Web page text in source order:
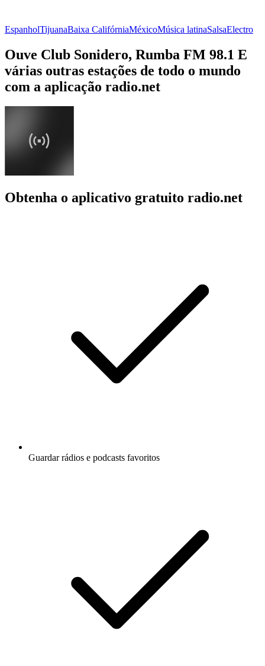
EspanholTijuanaBaixa CalifórniaMéxicoMúsica latinaSalsaElectro
Ouve Club Sonidero, Rumba FM 98.1 E
várias outras estações de todo o mundo
com a aplicação radio.net
Obtenha o aplicativo gratuito radio.net
Guardar rádios e podcasts favoritos